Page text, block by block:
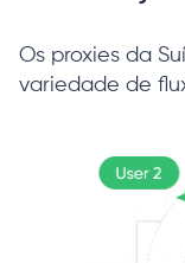
Os proxies da
variedade de